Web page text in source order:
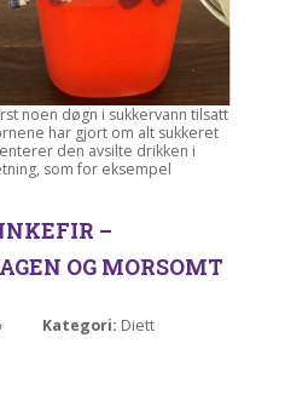
noen døgn i sukkervann tilsatt
har gjort om alt sukkeret
den avsilte drikken i
som for eksempel
–
OG MORSOMT
Kategori: Diett